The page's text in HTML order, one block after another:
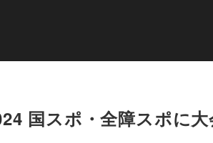
国スポ・全障スポに